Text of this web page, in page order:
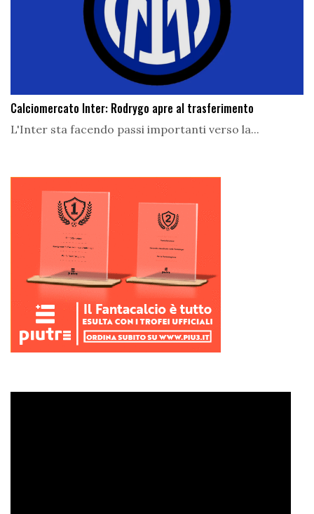
Calciomercato Inter: Rodrygo apre al trasferimento
L'Inter sta facendo passi importanti verso la...